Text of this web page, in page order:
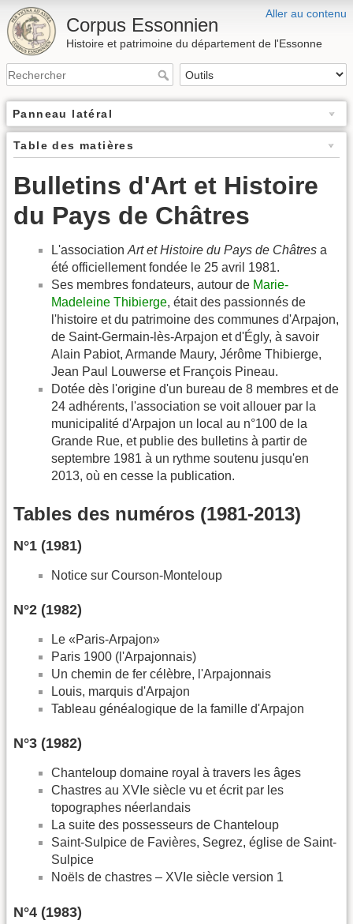
Aller au contenu
Corpus Essonnien
Histoire et patrimoine du département de l'Essonne
Panneau latéral
Table des matières
Bulletins d'Art et Histoire
du Pays de Châtres
L'association Art et Histoire du Pays de Châtres a
été officiellement fondée le 25 avril 1981.
Ses membres fondateurs, autour de Marie-
Madeleine Thibierge, était des passionnés de
l'histoire et du patrimoine des communes d'Arpajon,
de Saint-Germain-lès-Arpajon et d'Égly, à savoir
Alain Pabiot, Armande Maury, Jérôme Thibierge,
Jean Paul Louwerse et François Pineau.
Dotée dès l'origine d'un bureau de 8 membres et de
24 adhérents, l'association se voit allouer par la
municipalité d'Arpajon un local au n°100 de la
Grande Rue, et publie des bulletins à partir de
septembre 1981 à un rythme soutenu jusqu'en
2013, où en cesse la publication.
Tables des numéros (1981-2013)
N°1 (1981)
Notice sur Courson-Monteloup
N°2 (1982)
Le «Paris-Arpajon»
Paris 1900 (l'Arpajonnais)
Un chemin de fer célèbre, l'Arpajonnais
Louis, marquis d'Arpajon
Tableau généalogique de la famille d'Arpajon
N°3 (1982)
Chanteloup domaine royal à travers les âges
Chastres au XVIe siècle vu et écrit par les
topographes néerlandais
La suite des possesseurs de Chanteloup
Saint-Sulpice de Favières, Segrez, église de Saint-
Sulpice
Noëls de chastres – XVIe siècle version 1
N°4 (1983)